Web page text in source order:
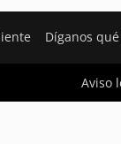
Díganos
Aviso